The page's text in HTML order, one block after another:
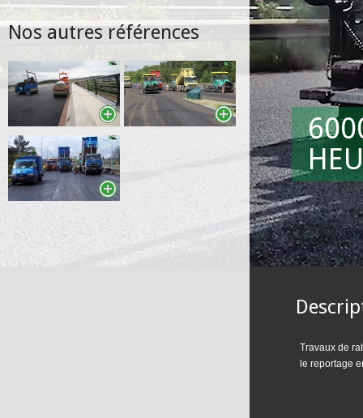
Nos autres références
Travaux de
le reportage